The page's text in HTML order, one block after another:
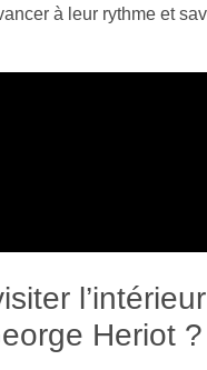
à leur rythme et
Heriot ?